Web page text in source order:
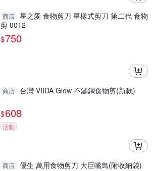
商店 星之愛 食物剪刀 星樣式剪刀 第二代 食物
剪 0012
$750
商店 台灣 VIIDA Glow 不鏽鋼食物剪(新款)
$608
活動
商店 優生 萬用食物剪刀 大巨嘴鳥(附收納袋)